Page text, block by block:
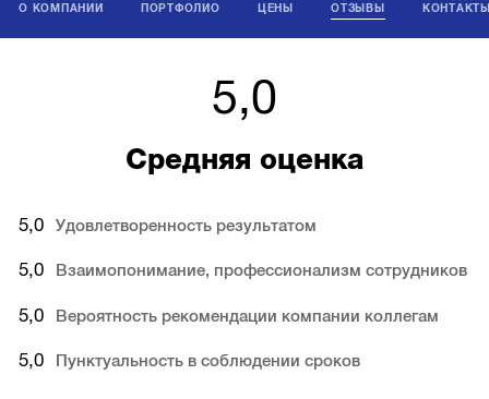
О КОМПАНИИ ПОРТФОЛИО ЦЕНЫ ОТЗЫВЫ
5,0
Средняя оценка
5,0 Удовлетворенность результатом
5,0 Взаимопонимание, профессионализм сотрудников
5,0 Вероятность рекомендации компании коллегам
5,0 Пунктуальность в соблюдении сроков